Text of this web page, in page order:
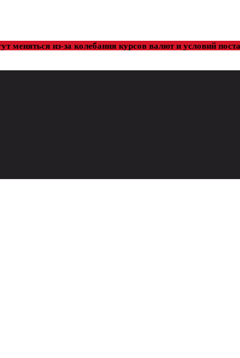
меняться из-за колебания курсов валют и условий